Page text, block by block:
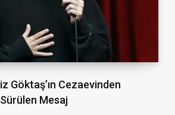
Göktaş’ın Cezaevinden
Mesaj